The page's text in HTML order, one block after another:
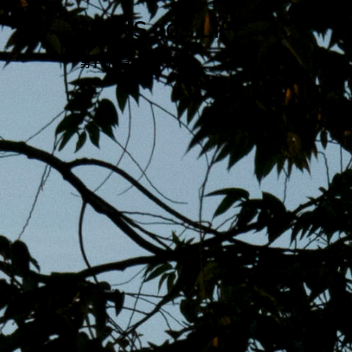
跳
至
主
內
MENS 30S LIFE
男子的日常生活